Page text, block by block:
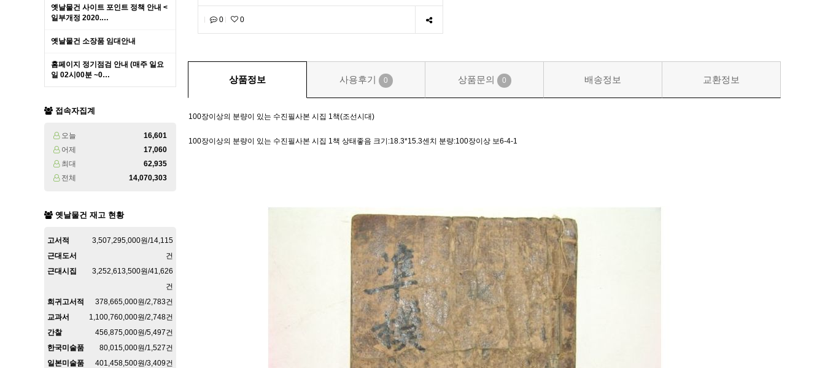
옛날물건 사이트 포인트 정책 안내 <
일부개정 2020.…
옛날물건 소장품 임대안내
홈페이지 정기점검 안내 (매주 일요
일 02시00분 ~0…
접속자집계
오늘
16,601
어제
17,060
최대
62,935
전체
14,070,303
옛날물건 재고 현황
고서적
3,507,295,000원/14,115
건
근대도서
3,252,613,500원/41,626
건
근대시집
378,665,000원/2,783건
희귀고서적
1,100,760,000원/2,748건
교과서
456,875,000원/5,497건
간찰
80,015,000원/1,527건
한국미술품
401,458,500원/3,409건
일본미술품
0 0
상품정보 사용후기 0 상품문의 0 배송정보 교환정보
100장이상의 분량이 있는 수진필사본 시집 1책(조선시대)
100장이상의 분량이 있는 수진필사본 시집 1책 상태좋음 크기:18.3*15.3센치 분량:100장이상 보6-4-1